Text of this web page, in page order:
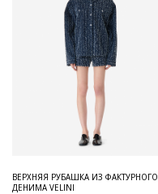
ВЕРХНЯЯ РУБАШКА ИЗ ФАКТУРНОГО
ДЕНИМА VELINI